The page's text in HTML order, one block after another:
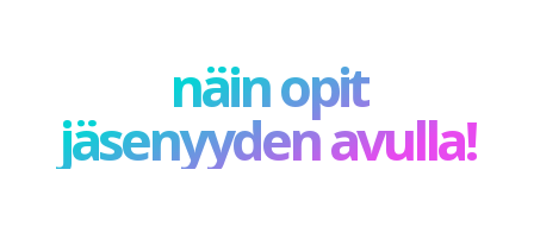
näin opit
jäsenyyden avulla!